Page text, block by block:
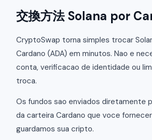
交換方法 Solana por
CryptoSwap torna simples trocar
Cardano (ADA) em minutos. Nao e
conta, verificacao de identidade ou
troca.
Os fundos sao enviados diretamente
da carteira Cardano que voce
guardamos sua cripto.